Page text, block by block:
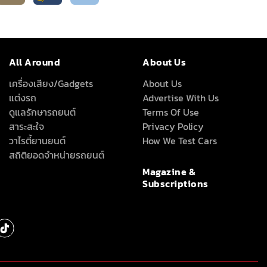
All Around
เครื่องเสียง/Gadgets
แต่งรถ
ดูแลรักษารถยนต์
สาระสะใจ
วาไรตี้ยานยนต์
สถิติยอดจำหน่ายรถยนต์
About Us
About Us
Advertise With Us
Terms Of Use
Privacy Policy
How We Test Cars
Magazine &
Subscriptions